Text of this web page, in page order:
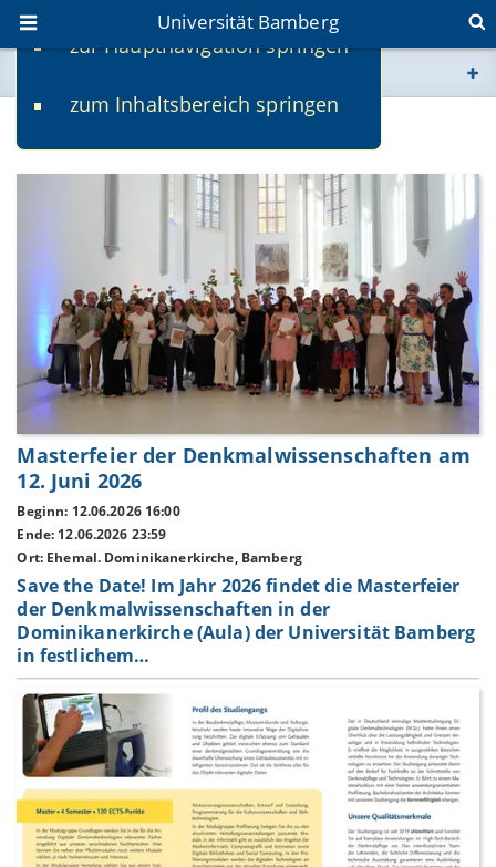
zur Hauptnavigation springen
zum Inhaltsbereich springen
Universität Bamberg
www.uni-bamberg.de
univis.uni-bamberg.de
fis.uni-bamberg.de
News
Masterfeier der Denkmalwissenschaften am
12. Juni 2026
Beginn: 12.06.2026 16:00
Ende: 12.06.2026 23:59
Ort: Ehemal. Dominikanerkirche, Bamberg
Save the Date! Im Jahr 2026 findet die Masterfeier
der Denkmalwissenschaften in der
Dominikanerkirche (Aula) der Universität Bamberg
in festlichem…